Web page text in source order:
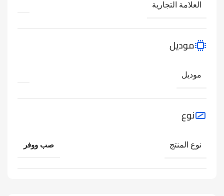
العلامة التجارية
موديل
موديل
نوع
نوع المنتج صب ووفر